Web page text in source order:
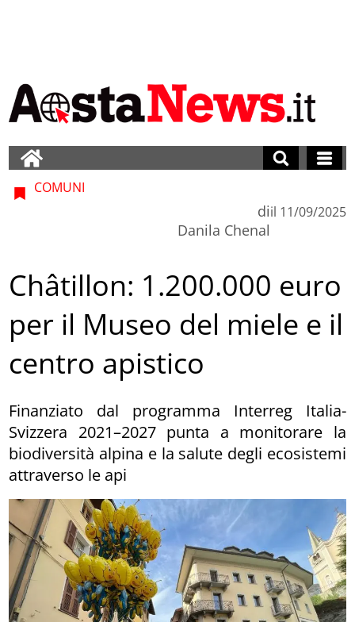
COMUNI
di
Danila Chenal
il 11/09/2025
Châtillon: 1.200.000 euro
per il Museo del miele e il
centro apistico
Finanziato dal programma Interreg Italia-
Svizzera 2021–2027 punta a monitorare la
biodiversità alpina e la salute degli ecosistemi
attraverso le api